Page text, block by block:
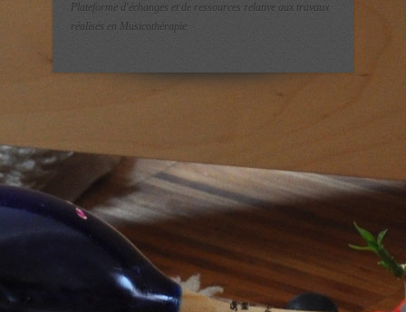
Plateforme d'échanges et de ressources relative aux travaux
réalisés en Musicothérapie